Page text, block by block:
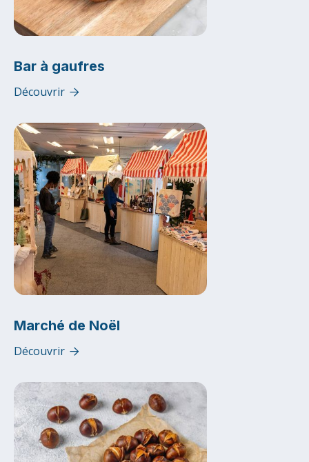
Bar à gaufres
Découvrir 
Marché de Noël
Découvrir 